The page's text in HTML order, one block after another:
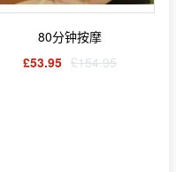
80分钟按摩
£53.95 £154.95